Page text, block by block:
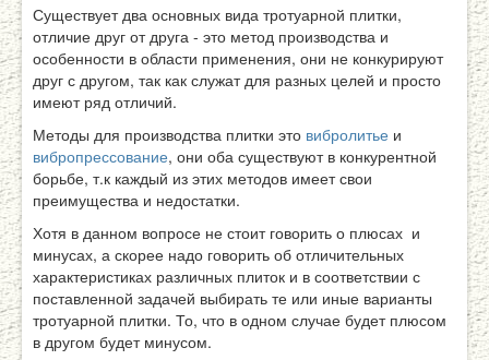
Существует два основных вида тротуарной плитки,
отличие друг от друга - это метод производства и
особенности в области применения, они не конкурируют
друг с другом, так как служат для разных целей и просто
имеют ряд отличий.
Методы для производства плитки это вибролитье и
вибропрессование, они оба существуют в конкурентной
борьбе, т.к каждый из этих методов имеет свои
преимущества и недостатки.
Хотя в данном вопросе не стоит говорить о плюсах и
минусах, а скорее надо говорить об отличительных
характеристиках различных плиток и в соответствии с
поставленной задачей выбирать те или иные варианты
тротуарной плитки. То, что в одном случае будет плюсом
в другом будет минусом.